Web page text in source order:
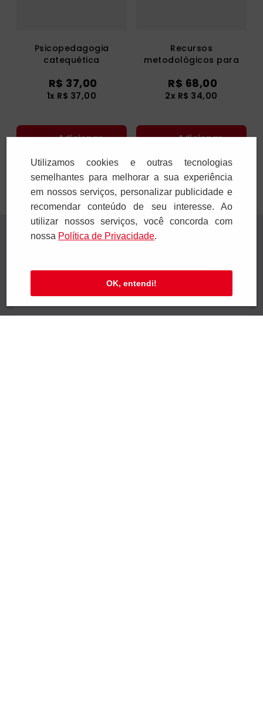
Psicopedagogia
catequética
R$ 37,00
1x R$ 37,00
Adicionar
Recursos
metodológicos para
Bíblicas na catequese
infantil
R$ 68,00
2x R$ 34,00
Adicionar
Receba novidades
Utilizamos cookies e outras tecnologias
semelhantes para melhorar a sua experiência
em nossos serviços, personalizar publicidade e
recomendar conteúdo de seu interesse. Ao
utilizar nossos serviços, você concorda com
nossa Polí­tica de Privacidade.
OK, entendi!